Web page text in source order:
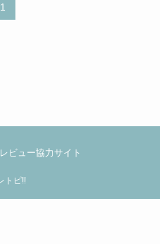
1
レビュー協力サイト
トピ!!